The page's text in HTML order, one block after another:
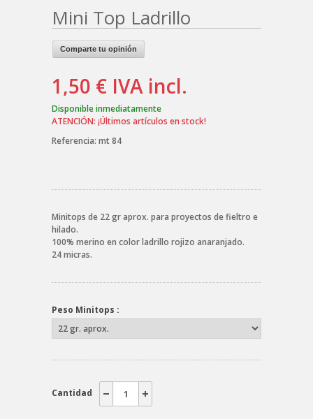
Mini Top Ladrillo
Comparte tu opinión
1,50 € IVA incl.
Disponible inmediatamente
ATENCIÓN: ¡Últimos artículos en stock!
Referencia: mt 84
Minitops de 22 gr aprox. para proyectos de fieltro e
hilado.
100% merino en color ladrillo rojizo anaranjado.
24 micras.
Peso Minitops :
Cantidad